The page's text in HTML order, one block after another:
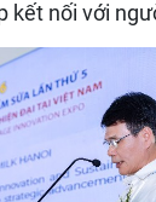
kết nối với